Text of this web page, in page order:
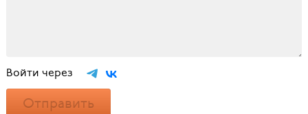
Войти через
Отправить